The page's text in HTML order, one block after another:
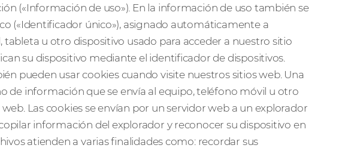
(«Información de uso»). En la información de uso también se
(«Identificador único»), asignado automáticamente a
u otro dispositivo usado para acceder a nuestro sitio
su dispositivo mediante el identificador de dispositivos.
pueden usar cookies cuando visite nuestros sitios web. Una
de información que se envía al equipo, teléfono móvil u otro
Las cookies se envían por un servidor web a un explorador
información del explorador y reconocer su dispositivo en
atienden a varias finalidades como: recordar sus